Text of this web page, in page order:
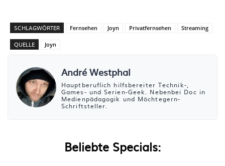
SCHLAGWÖRTER Fernsehen Joyn Privatfernsehen Streaming
QUELLE Joyn
André Westphal
Hauptberuflich hilfsbereiter Technik-,
Games- und Serien-Geek. Nebenbei Doc in
Medienpädagogik und Möchtegern-
Schriftsteller.
Beliebte Specials: